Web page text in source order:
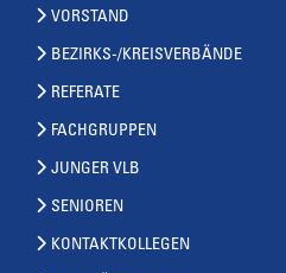
VORSTAND
BEZIRKS-/KREISVERBÄNDE
REFERATE
FACHGRUPPEN
JUNGER VLB
SENIOREN
KONTAKTKOLLEGEN